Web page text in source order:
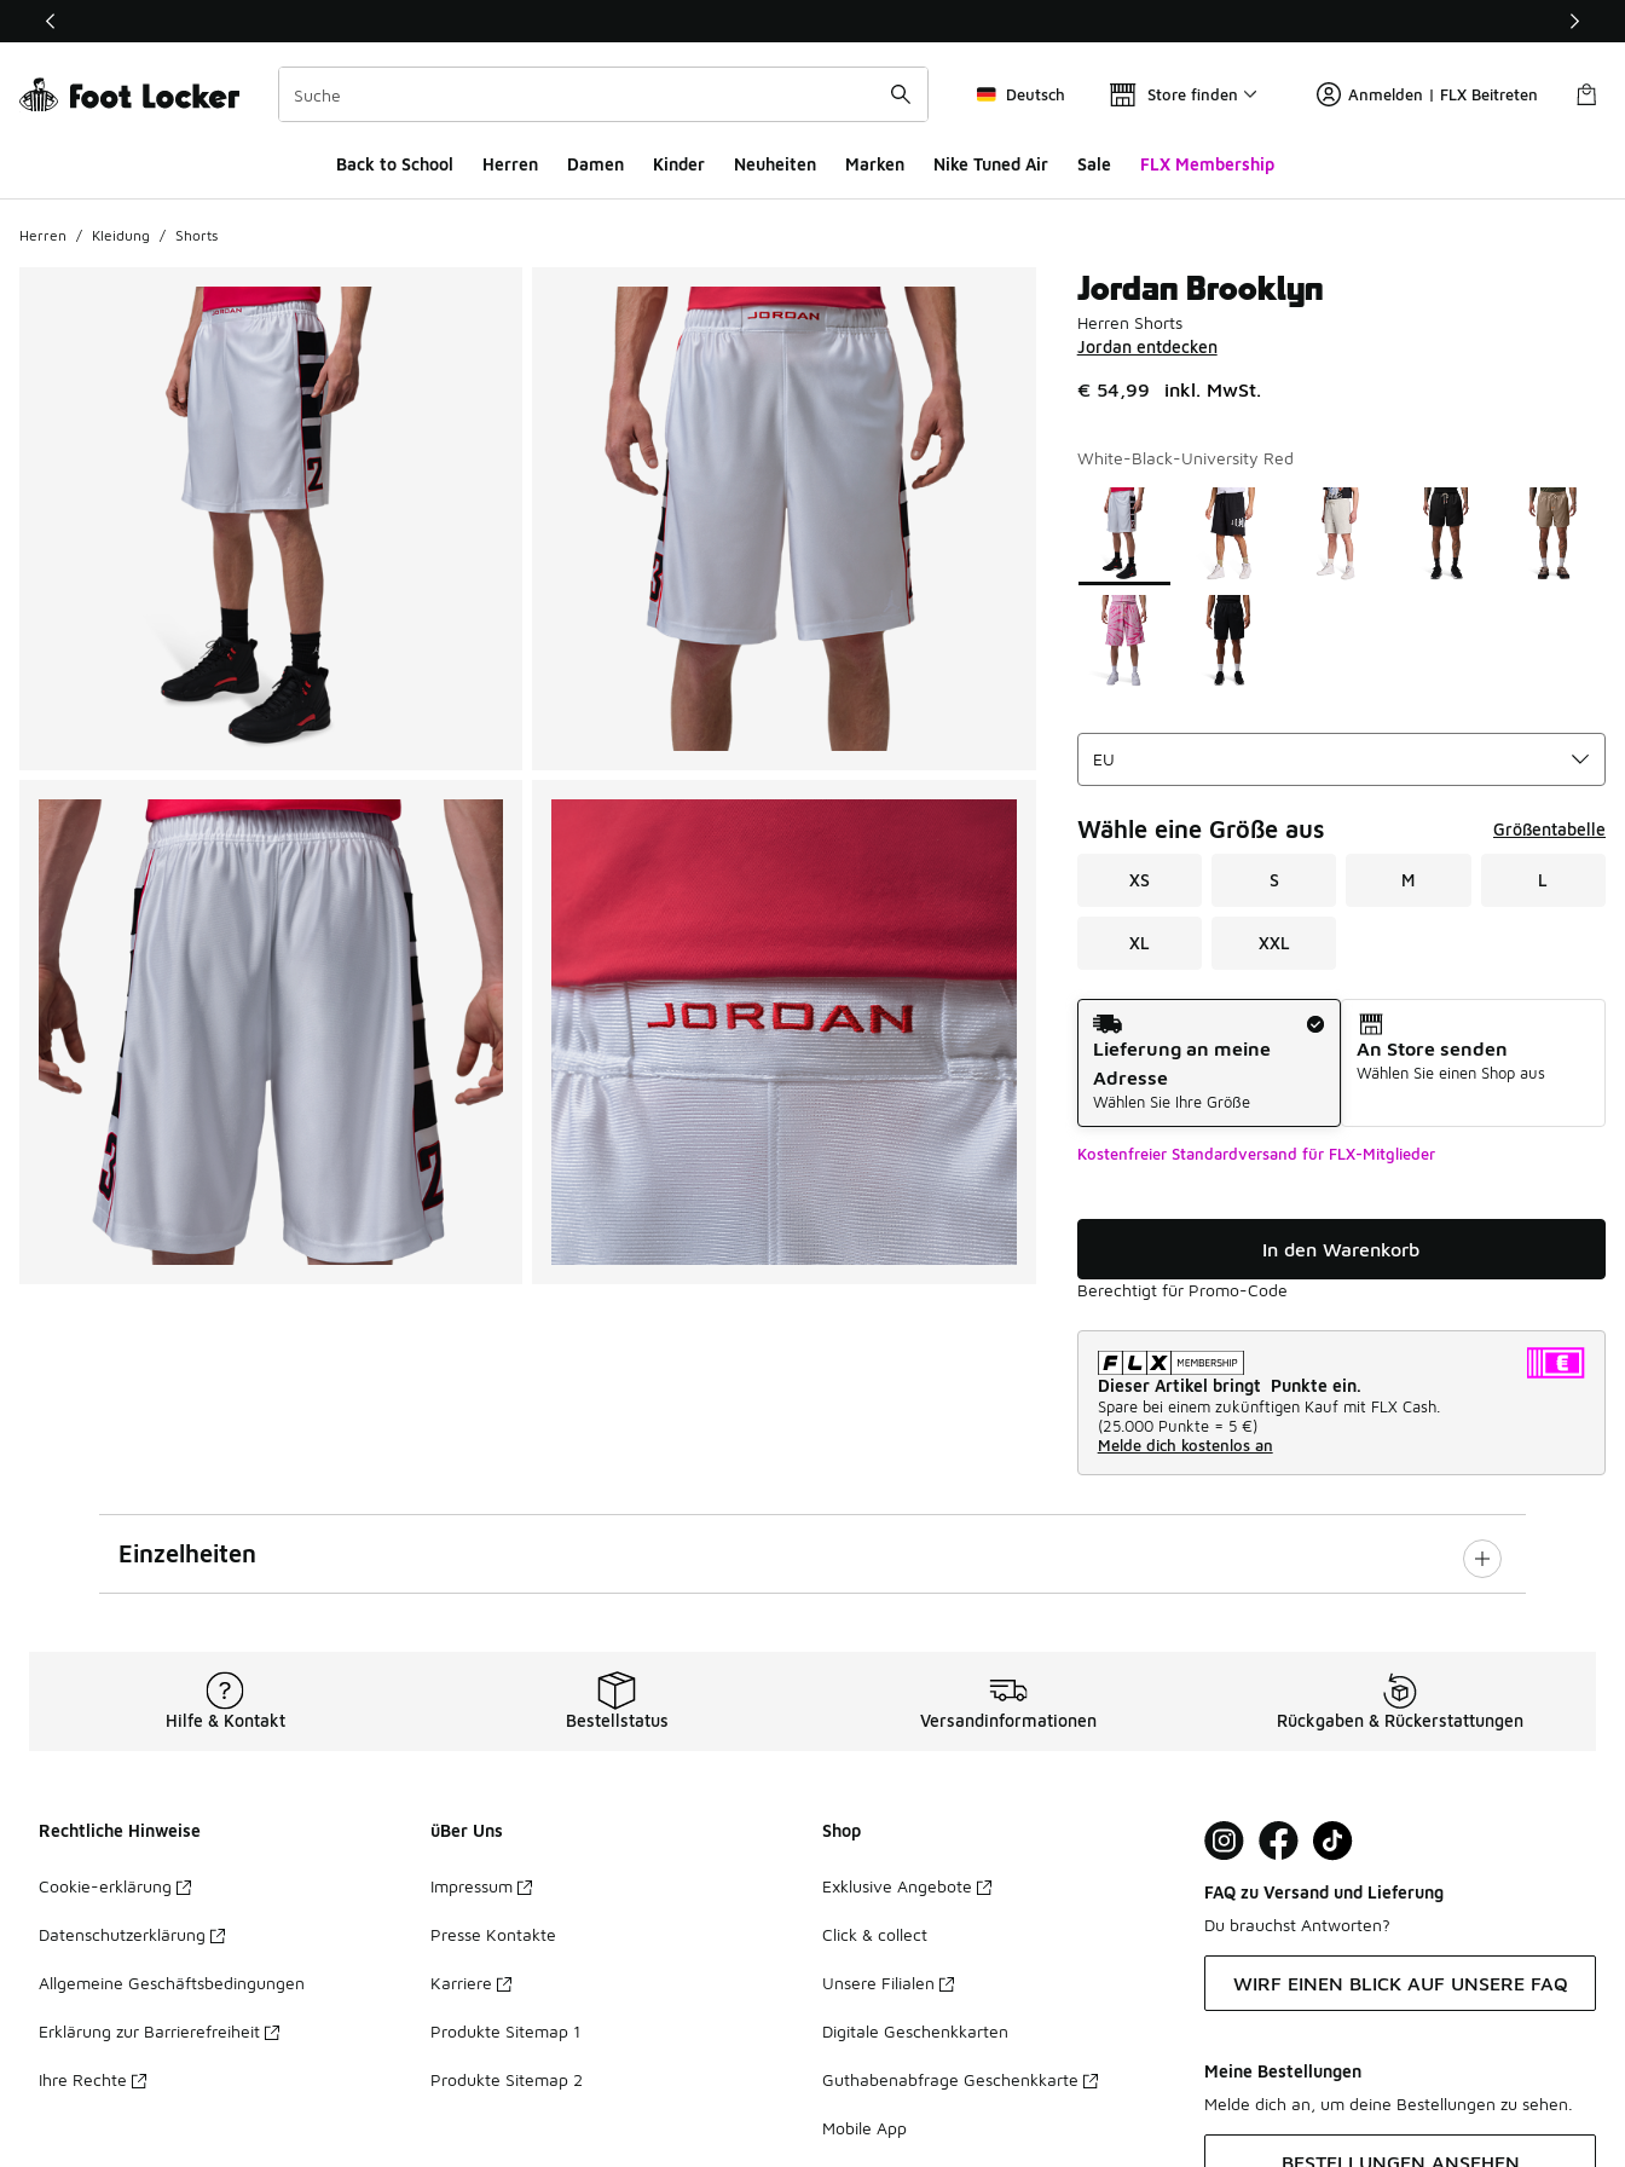
Dieser Link öffnet sich in einem neuen Fenster
Deutsch Store finden Anmelden | FLX Beitreten
Back to School Herren Damen Kinder Neuheiten Marken Nike Tuned Air Sale FLX Membership
Herren / Kleidung / Shorts
Jordan Brooklyn
Herren Shorts
Jordan entdecken
€ 54,99 inkl. MwSt.
White-Black-University Red
Seite 1 von 1 zeigt die Farben 1 bis 7 von 7 an.
Bitte wählen Sie einen Stil aus*
Wähle eine Größe aus Größentabelle
XS S M L
XL XXL
Versandart
Lieferung an meine
Adresse
Wählen Sie Ihre Größe
An Store senden
Wählen Sie einen Shop aus
Kostenfreier Standardversand für FLX-Mitglieder
In den Warenkorb
Berechtigt für Promo-Code
Dieser Artikel bringt Punkte ein.
Spare bei einem zukünftigen Kauf mit FLX Cash.
(25.000 Punkte = 5 €)
Melde dich kostenlos an
Einzelheiten
Hilfe & Kontakt Bestellstatus Versandinformationen Rückgaben & Rückerstattungen
Rechtliche Hinweise
Cookie-erklärung
Datenschutzerklärung
Allgemeine Geschäftsbedingungen
Erklärung zur Barrierefreiheit
Ihre Rechte
üBer Uns
Impressum
Presse Kontakte
Karriere
Produkte Sitemap 1
Produkte Sitemap 2
Shop
Exklusive Angebote
Click & collect
Unsere Filialen
Digitale Geschenkkarten
Guthabenabfrage Geschenkkarte
Mobile App
FAQ zu Versand und Lieferung
Du brauchst Antworten?
WIRF EINEN BLICK AUF UNSERE FAQ
Meine Bestellungen
Melde dich an, um deine Bestellungen zu sehen.
BESTELLUNGEN ANSEHEN